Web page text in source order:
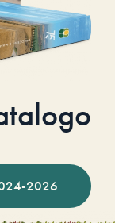
2026